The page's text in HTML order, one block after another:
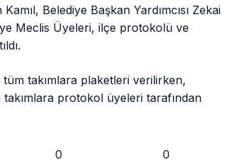
Belediye Başkan Yardımcısı Zekai
Meclis Üyeleri, ilçe protokolü ve
takımlara plaketleri verilirken,
protokol üyeleri tarafından
0 0